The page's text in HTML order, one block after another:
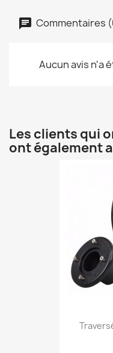
Commentaires
Aucun avis n'a
Les clients qui
ont également